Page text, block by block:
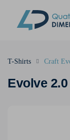
Evolve
T-Shirts Craft